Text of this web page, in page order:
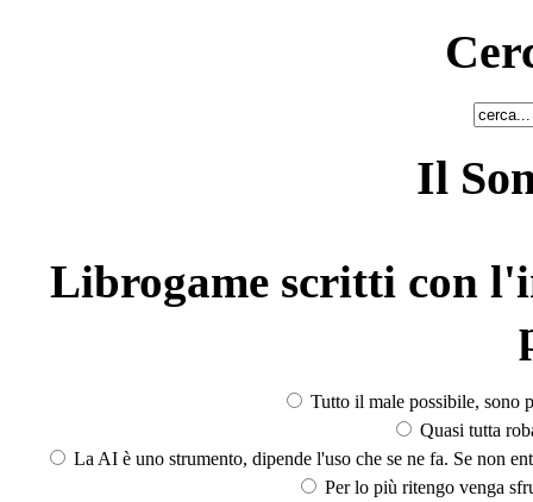
Il
Librogame scritti con
Tutto il male possibile, sono
Quasi tutta
La AI è uno strumento, dipende l'uso che se ne fa. Se non
Per lo più ritengo venga